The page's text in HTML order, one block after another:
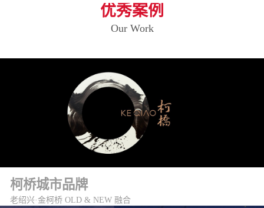
优秀案例
Our Work
柯桥城市品牌
老绍兴·金柯桥 OLD & NEW 融合